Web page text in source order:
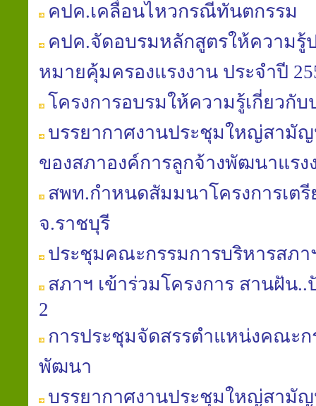
คปค.เคลื่อนไหวกรณีทันตกรรม
คปค.จัดอบรมหลักสูตรให้ความรู้
หมายคุ้มครองแรงงาน ประจำปี
โครงการอบรมให้ความรู้เกี่ยวกั
บรรยากาศงานประชุมใหญ่สามัญ
ของสภาองค์การลูกจ้างพัฒนาแรง
สพท.กำหนดสัมมนาโครงการเต
จ.ราชบุรี
ประชุมคณะกรรมการบริหารสภา
สภาฯ เข้าร่วมโครงการ สานฝัน
2
การประชุมจัดสรรตำแหน่งคณะก
พัฒนา
บรรยากาศงานประชุมใหญ่สามัญ